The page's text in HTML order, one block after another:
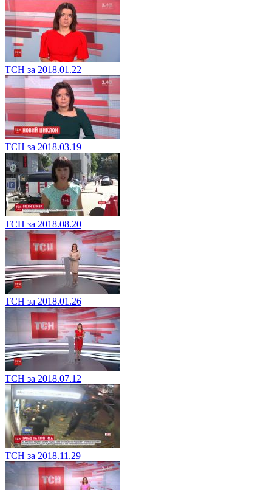
ТСН за 2018.01.22
ТСН за 2018.03.19
ТСН за 2018.08.20
ТСН за 2018.01.26
ТСН за 2018.07.12
ТСН за 2018.11.29